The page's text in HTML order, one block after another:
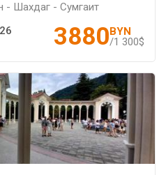
- Шахдаг - Сумгаит
3880BYN
/1 300$